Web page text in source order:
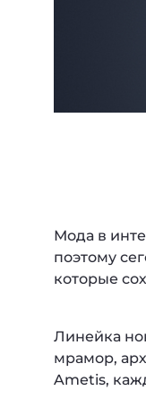
Мода в
поэтому
которые
Линейка
мрамор,
Ametis,